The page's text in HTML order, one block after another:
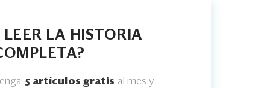
LEER LA HISTORIA
5 artículos gratis al mes y